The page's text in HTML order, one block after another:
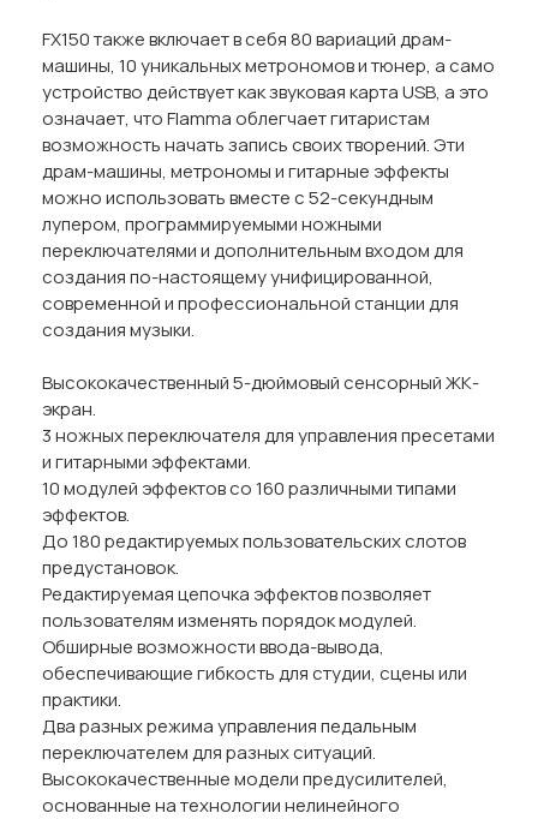
FX150 также включает в себя 80 вариаций драм-
машины, 10 уникальных метрономов и тюнер, а само
устройство действует как звуковая карта USB, а это
означает, что Flamma облегчает гитаристам
возможность начать запись своих творений. Эти
драм-машины, метрономы и гитарные эффекты
можно использовать вместе с 52-секундным
лупером, программируемыми ножными
переключателями и дополнительным входом для
создания по-настоящему унифицированной,
современной и профессиональной станции для
создания музыки.
Высококачественный 5-дюймовый сенсорный ЖК-
экран.
3 ножных переключателя для управления пресетами
и гитарными эффектами.
10 модулей эффектов со 160 различными типами
эффектов.
До 180 редактируемых пользовательских слотов
предустановок.
Редактируемая цепочка эффектов позволяет
пользователям изменять порядок модулей.
Обширные возможности ввода-вывода,
обеспечивающие гибкость для студии, сцены или
практики.
Два разных режима управления педальным
переключателем для разных ситуаций.
Высококачественные модели предусилителей,
основанные на технологии нелинейного